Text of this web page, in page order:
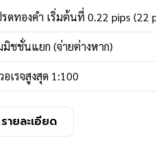
ดทองคำ เริ่มต้นที่ 0.22 pips (22
มิชชั่นแยก (จ่ายต่างหาก)
อเรจสูงสุด 1:100
รายละเอียด